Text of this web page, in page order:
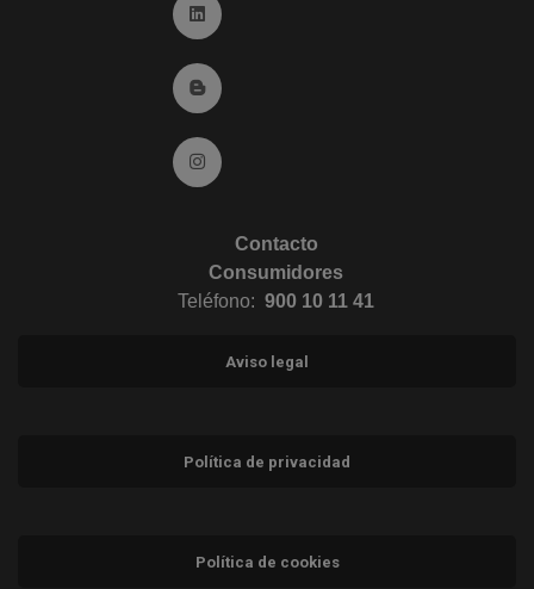
Ir a Linkedin (abre en ventana nueva)
Ir al Blog (abre en ventana nueva)
Ir a Instagram (abre en ventana nueva)
Contacto
Consumidores
Teléfono: 900 10 11 41
Aviso legal
Política de privacidad
Política de cookies